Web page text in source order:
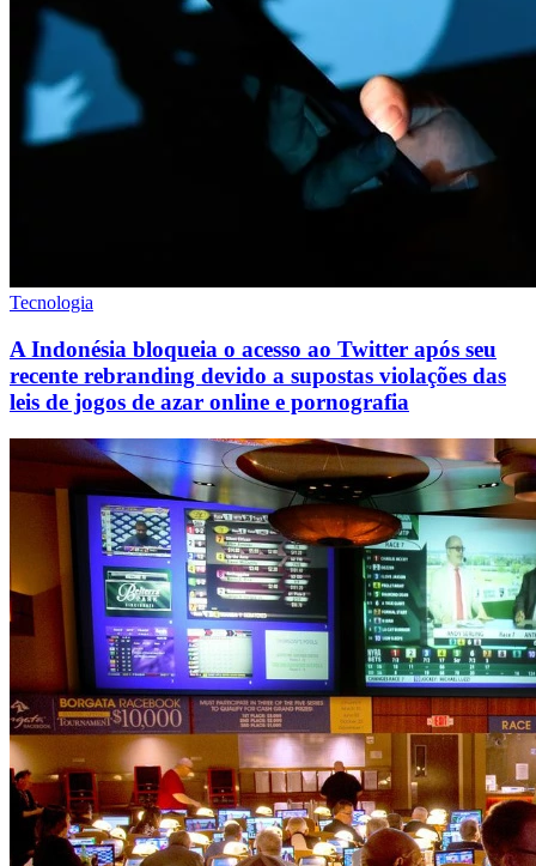
Tecnologia
A Indonésia bloqueia o acesso ao Twitter após seu
recente rebranding devido a supostas violações das
leis de jogos de azar online e pornografia